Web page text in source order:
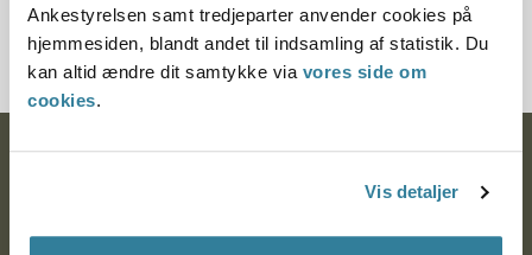
Ankestyrelsen samt tredjeparter anvender cookies på
hjemmesiden, blandt andet til indsamling af statistik. Du
kan altid ændre dit samtykke via vores side om
cookies.
Vis detaljer
2000164-04